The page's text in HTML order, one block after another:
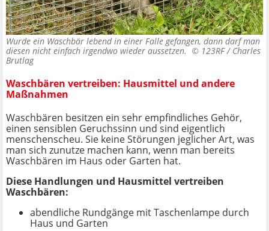
Wurde ein Waschbär lebend in einer Falle gefangen, dann darf man
diesen nicht einfach irgendwo wieder aussetzen. © 123RF / Charles
Brutlag
Waschbären vertreiben: Hausmittel und andere
Maßnahmen
Waschbären besitzen ein sehr empfindliches Gehör,
einen sensiblen Geruchssinn und sind eigentlich
menschenscheu. Sie keine Störungen jeglicher Art, was
man sich zunutze machen kann, wenn man bereits
Waschbären im Haus oder Garten hat.
Diese Handlungen und Hausmittel vertreiben
Waschbären:
abendliche Rundgänge mit Taschenlampe durch
Haus und Garten